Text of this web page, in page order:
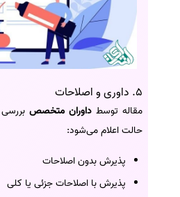
5. داوری و اصلاحات
مقاله توسط داوران متخصص
حالت اعلام می‌شود:
پذیرش بدون اصلاحات
پذیرش با اصلاحات جزئی یا کلی